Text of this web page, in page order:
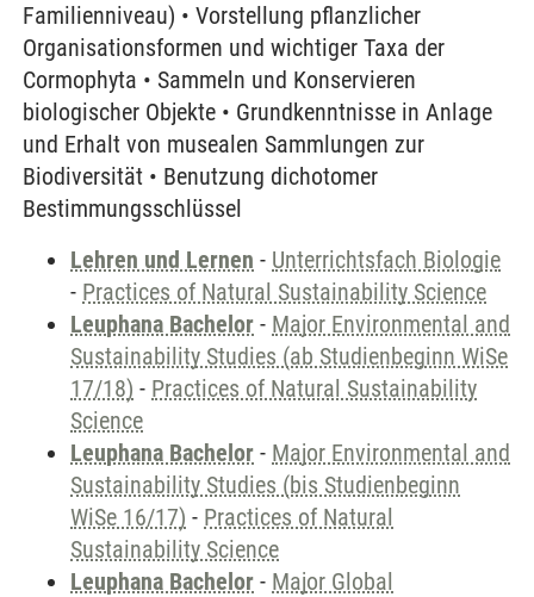
Familienniveau) • Vorstellung pflanzlicher
Organisationsformen und wichtiger Taxa der
Cormophyta • Sammeln und Konservieren
biologischer Objekte • Grundkenntnisse in Anlage
und Erhalt von musealen Sammlungen zur
Biodiversität • Benutzung dichotomer
Bestimmungsschlüssel
Lehren und Lernen - Unterrichtsfach Biologie
- Practices of Natural Sustainability Science
Leuphana Bachelor - Major Environmental and
Sustainability Studies (ab Studienbeginn WiSe
17/18) - Practices of Natural Sustainability
Science
Leuphana Bachelor - Major Environmental and
Sustainability Studies (bis Studienbeginn
WiSe 16/17) - Practices of Natural
Sustainability Science
Leuphana Bachelor - Major Global